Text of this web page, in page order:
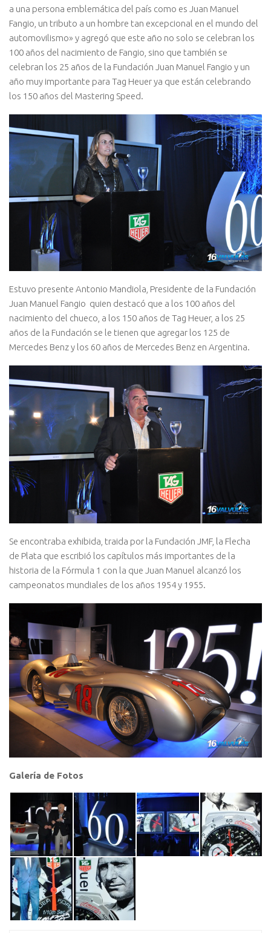
a una persona emblemática del país como es Juan Manuel
Fangio, un tributo a un hombre tan excepcional en el mundo del
automovilismo» y agregó que este año no solo se celebran los
100 años del nacimiento de Fangio, sino que también se
celebran los 25 años de la Fundación Juan Manuel Fangio y un
año muy importante para Tag Heuer ya que están celebrando
los 150 años del Mastering Speed.
Estuvo presente Antonio Mandiola, Presidente de la Fundación
Juan Manuel Fangio quien destacó que a los 100 años del
nacimiento del chueco, a los 150 años de Tag Heuer, a los 25
años de la Fundación se le tienen que agregar los 125 de
Mercedes Benz y los 60 años de Mercedes Benz en Argentina.
Se encontraba exhibida, traida por la Fundación JMF, la Flecha
de Plata que escribió los capítulos más importantes de la
historia de la Fórmula 1 con la que Juan Manuel alcanzó los
campeonatos mundiales de los años 1954 y 1955.
Galería de Fotos